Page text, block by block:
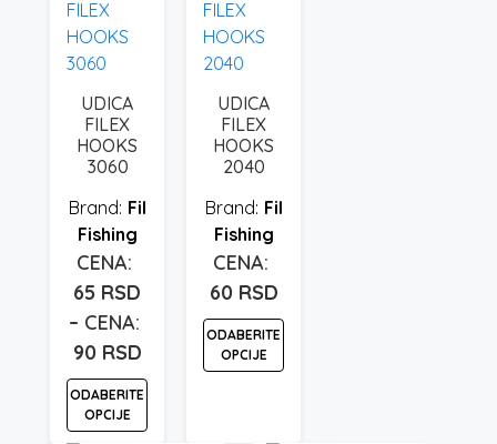
izabrane
na
proizvoda.
Opcije
mogu
izabrane
stranici
proizvoda.
UDICA
FILEX
HOOKS
3060
Fil
Fishing
65 RSD
–
90 RSD
cena:
ODABERITE
OPCIJE
UDICA
FILEX
HOOKS
2040
Fil
Fishing
60 RSD
ODABERITE
OPCIJE